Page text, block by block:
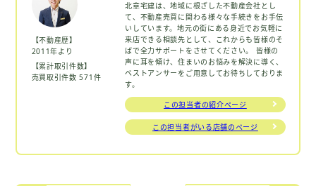
【不動産歴】
2011年より
【累計取引件数】
売買取引件数 571件
北章宅建は、地域に根ざした不動産会社とし
て、不動産売買に関わる様々な手続きをお手伝
いしています。地元の街にある身近でお気軽に
来店できる相談先として、これからも皆様のそ
ばで全力サポートをさせてください。 皆様の
声に耳を傾け、住まいのお悩みを解決に導く、
ベストアンサーをご用意してお待ちしておりま
す。
この担当者の紹介ページ
この担当者がいる店舗のページ